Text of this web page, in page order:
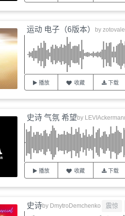
运动 电子（6版本） by
播放 收藏 下载
史诗 气氛 希望by
播放 收藏 下载
史诗by DmytroDemchenko 震惊